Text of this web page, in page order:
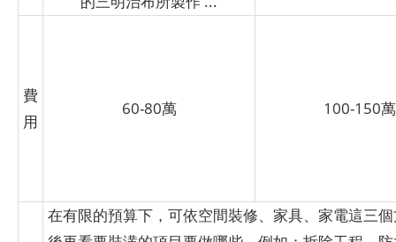
費
用
60-80萬 100-150萬
在有限的預算下，可依空間裝修、家具、家電這三